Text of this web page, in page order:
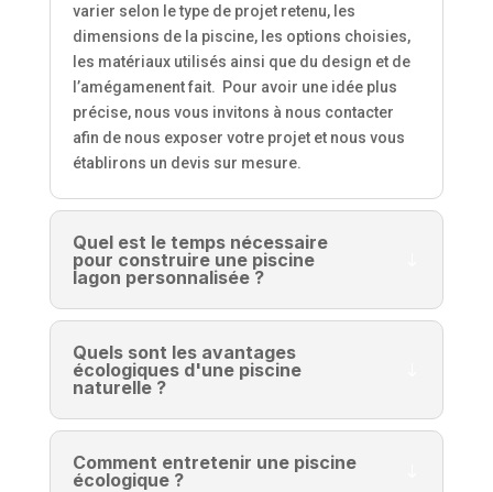
varier selon le type de projet retenu, les
dimensions de la piscine, les options choisies,
les matériaux utilisés ainsi que du design et de
l’amégamenent fait.
Pour avoir une idée plus
précise, nous vous invitons à nous contacter
afin de nous exposer votre projet et nous vous
établirons un devis sur mesure.
Quel est le temps nécessaire
pour construire une piscine
lagon personnalisée ?
Quels sont les avantages
écologiques d'une piscine
naturelle ?
Comment entretenir une piscine
écologique ?